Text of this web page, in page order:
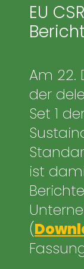
EU
Am 22.
der
Set 1
ist
(